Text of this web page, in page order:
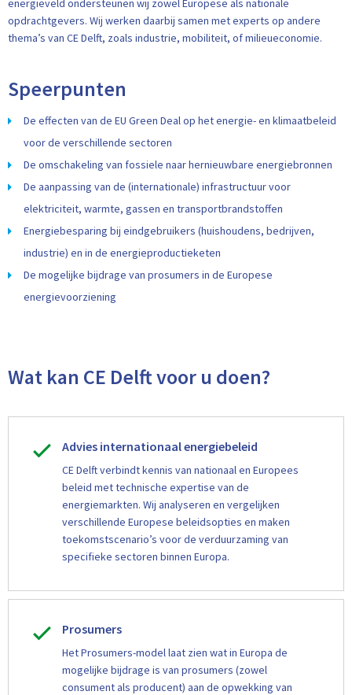
energieveld ondersteunen wij zowel Europese als nationale
opdrachtgevers. Wij werken daarbij samen met experts op andere
thema’s van CE Delft, zoals industrie, mobiliteit, of milieueconomie.
Speerpunten
De effecten van de EU Green Deal op het energie- en klimaatbeleid
voor de verschillende sectoren
De omschakeling van fossiele naar hernieuwbare energiebronnen
De aanpassing van de (internationale) infrastructuur voor
elektriciteit, warmte, gassen en transportbrandstoffen
Energiebesparing bij eindgebruikers (huishoudens, bedrijven,
industrie) en in de energieproductieketen
De mogelijke bijdrage van prosumers in de Europese
energievoorziening
Wat kan CE Delft voor u doen?
Advies internationaal energiebeleid
CE Delft verbindt kennis van nationaal en Europees
beleid met technische expertise van de
energiemarkten. Wij analyseren en vergelijken
verschillende Europese beleidsopties en maken
toekomstscenario’s voor de verduurzaming van
specifieke sectoren binnen Europa.
Prosumers
Het Prosumers-model laat zien wat in Europa de
mogelijke bijdrage is van prosumers (zowel
consument als producent) aan de opwekking van